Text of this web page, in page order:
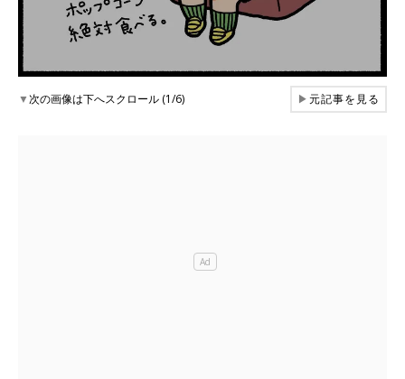
▼次の画像は下へスクロール (1/6) ▶元記事を見る